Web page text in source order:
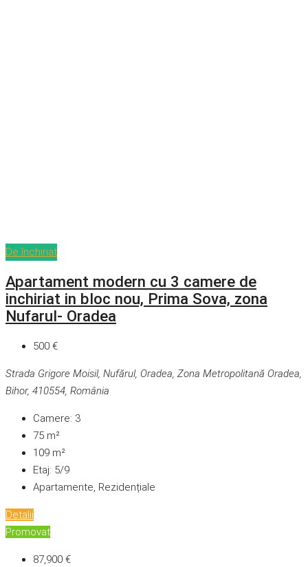
De închiriat
Apartament modern cu 3 camere de
inchiriat in bloc nou, Prima Sova, zona
Nufarul- Oradea
500 €
Strada Grigore Moisil, Nufărul, Oradea, Zona Metropolitană Oradea,
Bihor, 410554, România
Camere: 3
75 m²
109 m²
Etaj: 5/9
Apartamente, Rezidențiale
Detalii
Promovat
87,900 €